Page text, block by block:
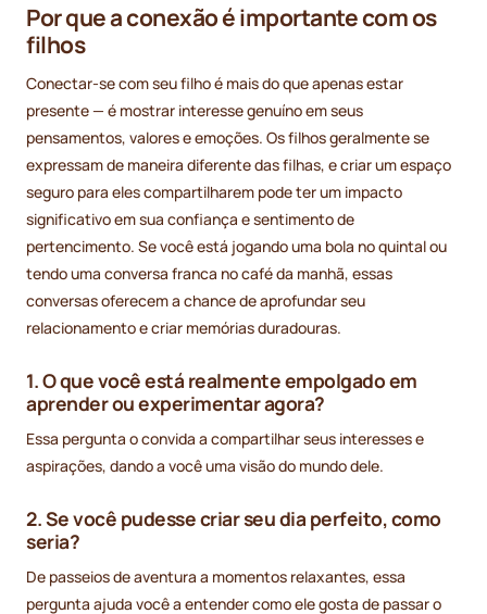
Por que a conexão é importante com os
filhos
Conectar-se com seu filho é mais do que apenas estar
presente — é mostrar interesse genuíno em seus
pensamentos, valores e emoções. Os filhos geralmente se
expressam de maneira diferente das filhas, e criar um espaço
seguro para eles compartilharem pode ter um impacto
significativo em sua confiança e sentimento de
pertencimento. Se você está jogando uma bola no quintal ou
tendo uma conversa franca no café da manhã, essas
conversas oferecem a chance de aprofundar seu
relacionamento e criar memórias duradouras.
1. O que você está realmente empolgado em
aprender ou experimentar agora?
Essa pergunta o convida a compartilhar seus interesses e
aspirações, dando a você uma visão do mundo dele.
2. Se você pudesse criar seu dia perfeito, como
seria?
De passeios de aventura a momentos relaxantes, essa
pergunta ajuda você a entender como ele gosta de passar o